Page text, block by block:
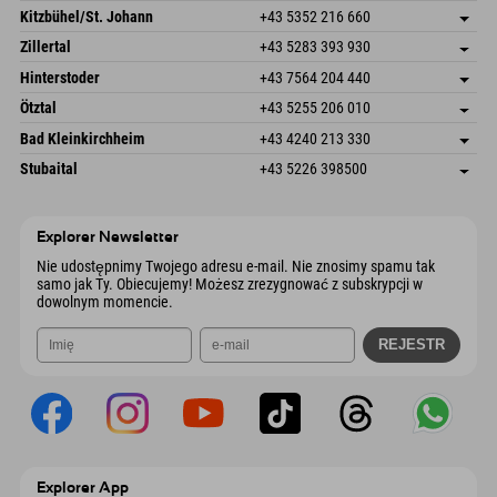
Dorfstr. 127b
6793 Gaschurn/Montafon
Austria
Zapisz adres
Informacje o przyjeździe
Książka
Kitzbühel/St. Johann +43 5352 216 660
Speckbacherstraße 87
Austria
Zapisz adres
Książka
Zillertal +43 5283 393 930
Schmiedau 2
6272 Kaltenbach im Zillertal
Austria
Zapisz adres
Informacje o przyjeździe
Książka
Hinterstoder +43 7564 204 440
Freizeitpark 10
Austria
Zapisz adres
Książka
Ötztal +43 5255 206 010
Gscheat 14
6441 Umhausen
Austria
Zapisz adres
Informacje o przyjeździe
Książka
Bad Kleinkirchheim +43 4240 213 330
Dorfstraße 24
Zapisz adres
Stubaital +43 5226 398500
Explorer Newsletter
Nie udostępnimy Twojego adresu e-mail. Nie znosimy spamu tak
samo jak Ty. Obiecujemy! Możesz zrezygnować z subskrypcji w
dowolnym momencie.
Explorer App